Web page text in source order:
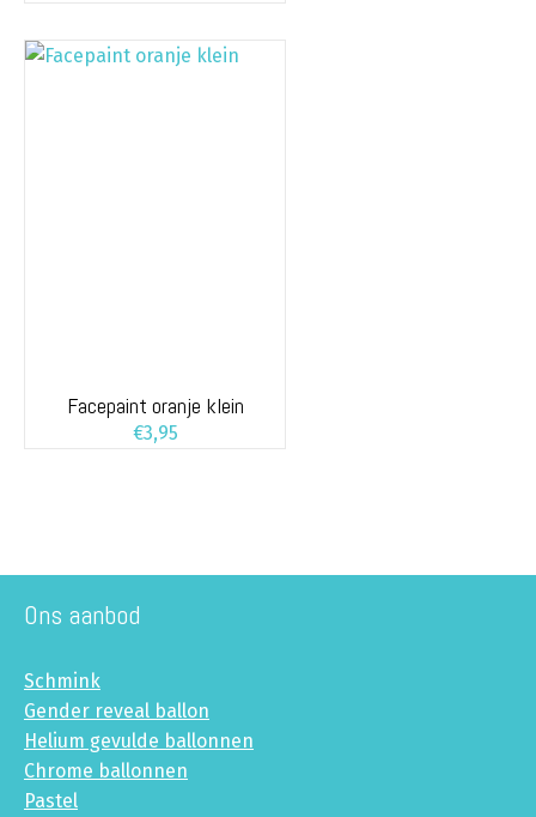
Facepaint oranje klein
€3,95
Ons aanbod
Schmink
Gender reveal ballon
Helium gevulde ballonnen
Chrome ballonnen
Pastel